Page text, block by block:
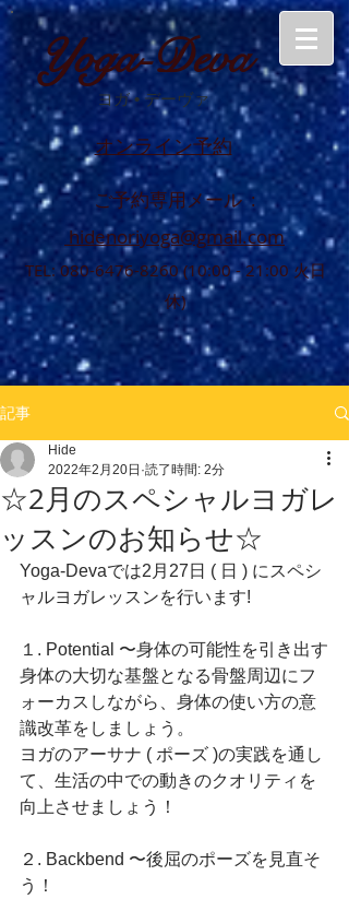
Yoga-Deva
ヨガ• デーヴァ
オンライン予約
ご予約専用メール :
hidenoriyoga@gmail.com
TEL:080-6476-8260 (10:00 - 21:00 火日
休)
記事
☆2月のスペシャルヨガレ
ッスンのお知らせ☆
Hide
2022年2月20日 読了時間: 2分
Yoga-Devaでは2月27日 ( 日 ) にスペシ
ャルヨガレッスンを行います!
１. Potential 〜身体の可能性を引き出す
身体の大切な基盤となる骨盤周辺にフ
ォーカスしながら、身体の使い方の意
識改革をしましょう。
ヨガのアーサナ ( ポーズ )の実践を通し
て、生活の中での動きのクオリティを
向上させましょう！
２. Backbend 〜後屈のポーズを見直そ
う！